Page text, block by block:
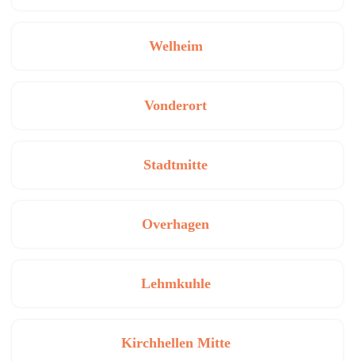
Welheim
Vonderort
Stadtmitte
Overhagen
Lehmkuhle
Kirchhellen Mitte